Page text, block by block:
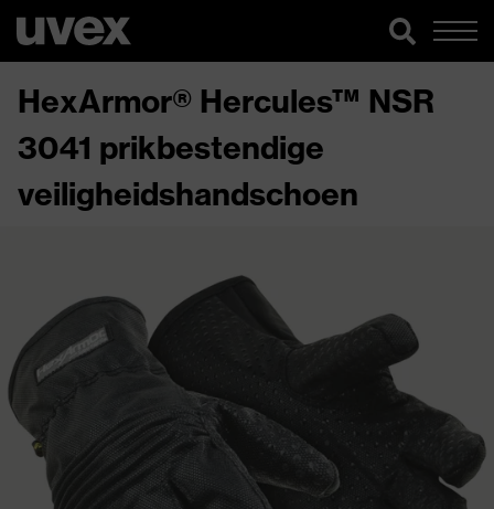
HexArmor® Hercules™ NSR
3041 prikbestendige
veiligheidshandschoen